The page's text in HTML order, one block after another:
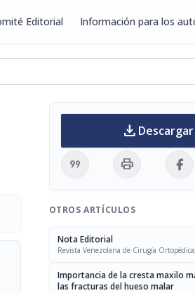
Editorial Información para los
download
format_quote print
OTROS ARTÍCULOS
Nota Editorial
Revista Venezolana de Cirugía
Importancia de la cresta maxilo
las fracturas del hueso malar